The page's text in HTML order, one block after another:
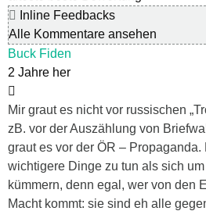
Inline Feedbacks
Alle Kommentare ansehen
Buck Fiden
2 Jahre her
Mir graut es nicht vor russischen
zB. vor der Auszählung von
graut es vor der ÖR – Propaganda.
wichtigere Dinge zu tun als sich
kümmern, denn egal, wer von den
Macht kommt: sie sind eh alle